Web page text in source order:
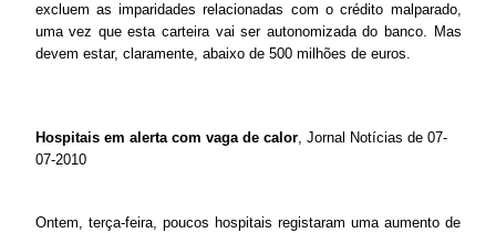
excluem as imparidades relacionadas com o crédito malparado,
uma vez que esta carteira vai ser autonomizada do banco. Mas
devem estar, claramente, abaixo de 500 milhões de euros.
Hospitais em alerta com vaga de calor, Jornal Notícias de 07-
07-2010
Ontem, terça-feira, poucos hospitais registaram uma aumento de